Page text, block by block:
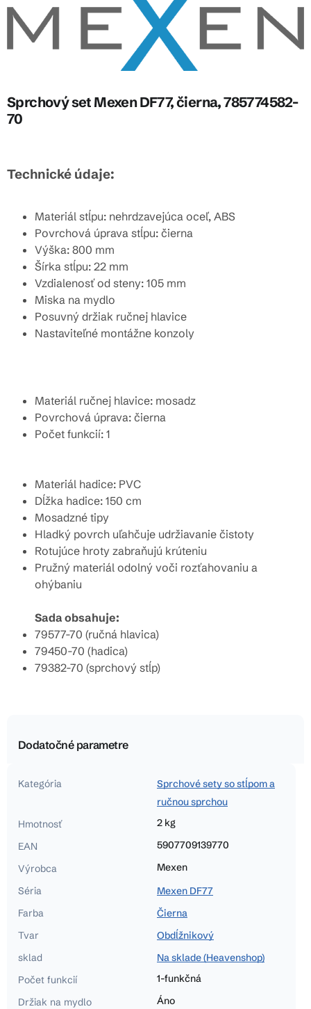
Sprchový set Mexen DF77, čierna, 785774582-
70
Technické údaje:
Materiál stĺpu: nehrdzavejúca oceľ, ABS
Povrchová úprava stĺpu: čierna
Výška: 800 mm
Šírka stĺpu: 22 mm
Vzdialenosť od steny: 105 mm
Miska na mydlo
Posuvný držiak ručnej hlavice
Nastaviteľné montážne konzoly
Materiál ručnej hlavice: mosadz
Povrchová úprava: čierna
Počet funkcií: 1
Materiál hadice: PVC
Dĺžka hadice: 150 cm
Mosadzné tipy
Hladký povrch uľahčuje udržiavanie čistoty
Rotujúce hroty zabraňujú krúteniu
Pružný materiál odolný voči rozťahovaniu a
ohýbaniu
Sada obsahuje:
79577-70 (ručná hlavica)
79450-70 (hadica)
79382-70 (sprchový stĺp)
Dodatočné parametre
Kategória
Sprchové sety so stĺpom a
ručnou sprchou
Hmotnosť
2 kg
EAN
5907709139770
Výrobca
Mexen
Séria
Mexen DF77
Farba
Čierna
Tvar
Obdĺžnikový
sklad
Na sklade (Heavenshop)
Počet funkcií
1-funkčná
Držiak na mydlo
Áno